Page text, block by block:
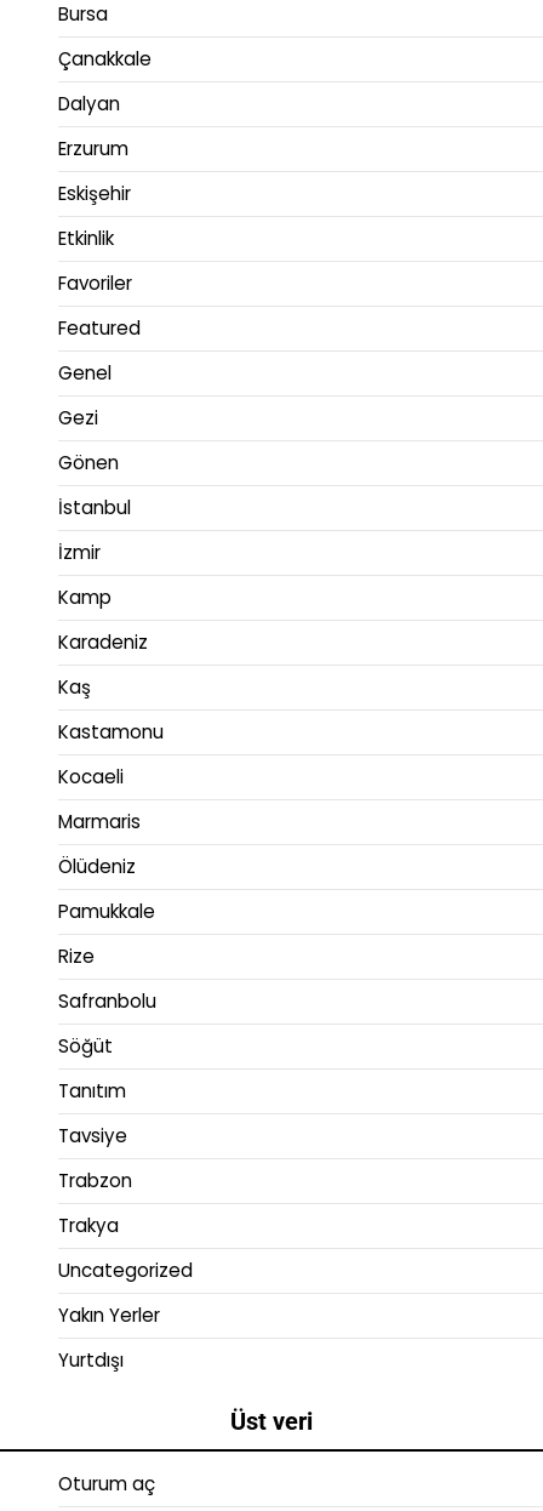
Bursa
Çanakkale
Dalyan
Erzurum
Eskişehir
Etkinlik
Favoriler
Featured
Genel
Gezi
Gönen
İstanbul
İzmir
Kamp
Karadeniz
Kaş
Kastamonu
Kocaeli
Marmaris
Ölüdeniz
Pamukkale
Rize
Safranbolu
Söğüt
Tanıtım
Tavsiye
Trabzon
Trakya
Uncategorized
Yakın Yerler
Yurtdışı
Üst veri
Oturum aç